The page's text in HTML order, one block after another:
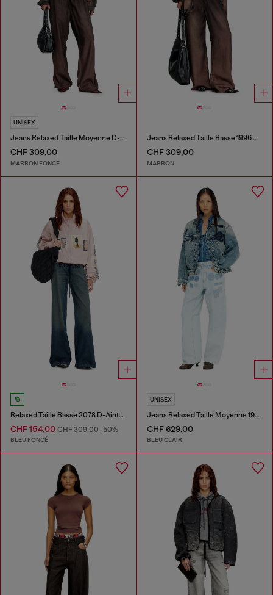
UNISEX
Jeans Relaxed Taille Moyenne D-Roder
CHF 309,00
MARRON FONCÉ
Jeans Relaxed Taille Basse 1996 D-Sire
CHF 309,00
MARRON
Relaxed Taille Basse 2078 D-Ainty Joggjeans®
CHF 154,00 CHF 309,00-50%
BLEU FONCÉ
UNISEX
Jeans Relaxed Taille Moyenne 1997 D-Enim-M
CHF 629,00
BLEU CLAIR